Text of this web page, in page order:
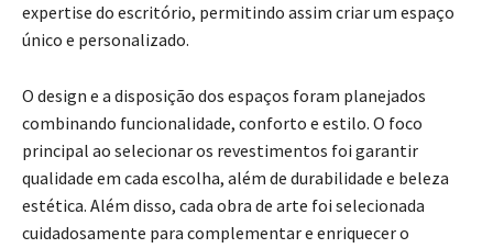
expertise do escritório, permitindo assim criar um espaço
único e personalizado.
O design e a disposição dos espaços foram planejados
combinando funcionalidade, conforto e estilo. O foco
principal ao selecionar os revestimentos foi garantir
qualidade em cada escolha, além de durabilidade e beleza
estética. Além disso, cada obra de arte foi selecionada
cuidadosamente para complementar e enriquecer o